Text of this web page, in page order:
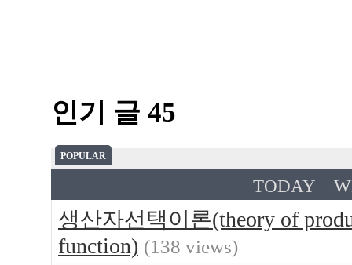
인기 글 45
POPULAR
TODAY
생산자선택이론(theory of
function) (138 views)